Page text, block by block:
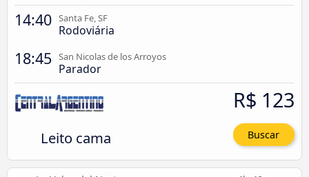
14:40 Santa Fe, SF
Rodoviária
18:45 San Nicolas de los Arroyos
Parador
Leito cama
R$ 123
Buscar